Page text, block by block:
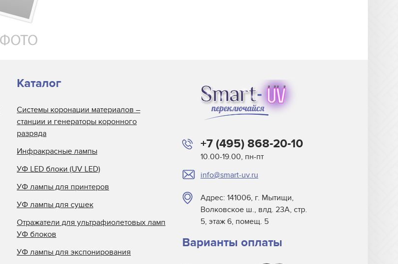
+7 (495) 868-20-10
10.00-19.00, пн-пт
info@smart-uv.ru
Адрес: 141006, г. Мытищи,
Волковское ш., влд. 23А, стр.
5, этаж 6, помещ. 5
Варианты оплаты
Каталог
Системы коронации материалов –
станции и генераторы коронного
разряда
Инфракрасные лампы
УФ LED блоки (UV LED)
УФ лампы для принтеров
УФ лампы для сушек
Отражатели для ультрафиолетовых ламп
УФ блоков
УФ лампы для экспонирования